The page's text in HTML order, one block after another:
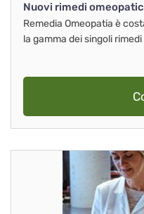
Nuovi rimedi
Remedia Omeopatia è
la gamma dei singoli